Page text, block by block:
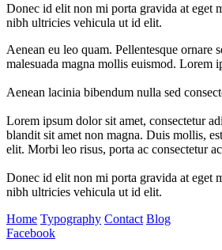
Donec id elit non mi porta gravida at eget
nibh ultricies vehicula ut id elit.
Aenean eu leo quam. Pellentesque ornare
malesuada magna mollis euismod. Lorem
Aenean lacinia bibendum nulla sed
Lorem ipsum dolor sit amet, consectetur
blandit sit amet non magna. Duis mollis,
elit. Morbi leo risus, porta ac consectetur
Donec id elit non mi porta gravida at eget
nibh ultricies vehicula ut id elit.
Home Typography Contact Blog
Facebook